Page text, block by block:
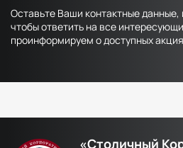
Оставьте Ваши контактные
чтобы ответить на все
проинформируем о доступных
«Столичный